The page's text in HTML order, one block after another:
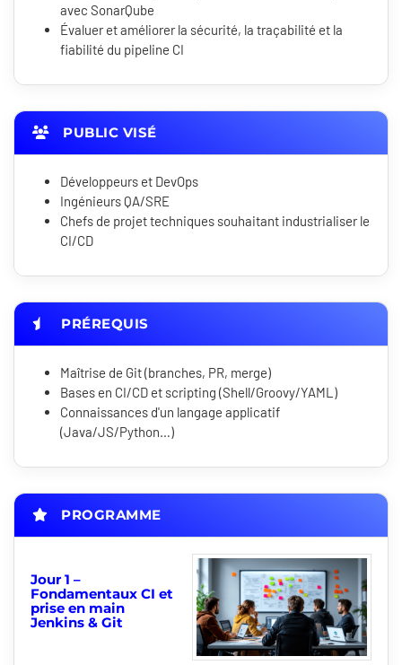
avec SonarQube
Évaluer et améliorer la sécurité, la traçabilité et la
fiabilité du pipeline CI
PUBLIC VISÉ
Développeurs et DevOps
Ingénieurs QA/SRE
Chefs de projet techniques souhaitant industrialiser le
CI/CD
PRÉREQUIS
Maîtrise de Git (branches, PR, merge)
Bases en CI/CD et scripting (Shell/Groovy/YAML)
Connaissances d'un langage applicatif
(Java/JS/Python…)
PROGRAMME
Jour 1 –
Fondamentaux CI et
prise en main
Jenkins & Git